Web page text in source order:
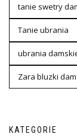
tanie swetry
Tanie ubrania
ubrania
Zara bluzki
KATEGORIE